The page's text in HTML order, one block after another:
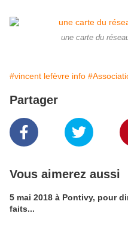
une carte du
#vincent lefèvre info
Partager
Vous aimerez aussi
5 mai 2018 à Pontivy, pour
faits...